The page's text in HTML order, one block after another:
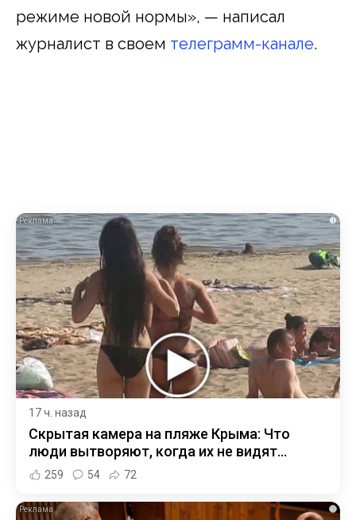
режиме новой нормы», — написал
журналист в своем телеграмм-канале.
i
17 ч. назад
Скрытая камера на пляже Крыма: Что
люди вытворяют, когда их не видят...
259 54 72
i